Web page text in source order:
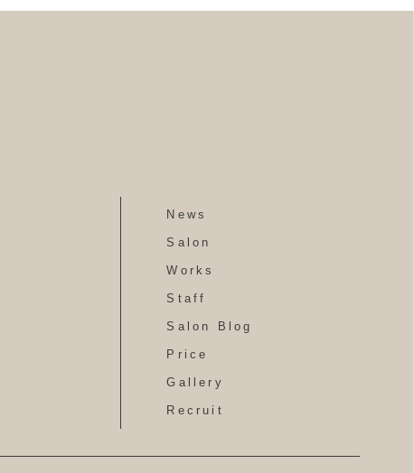
News
Salon
Works
Staff
Salon Blog
Price
Gallery
Recruit